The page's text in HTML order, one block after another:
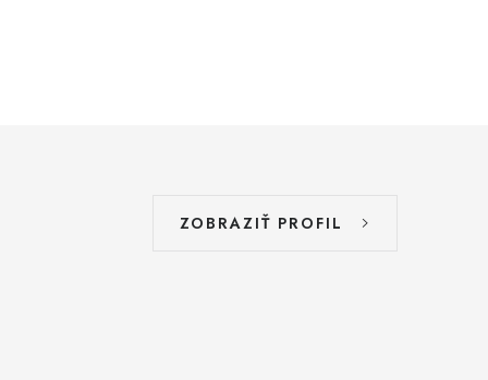
ZOBRAZIŤ PROFIL